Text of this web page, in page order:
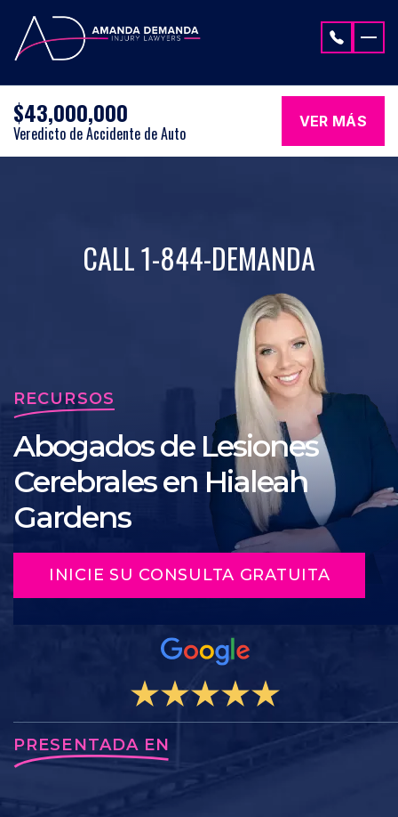
$43,000,000
Veredicto de Accidente de Auto
VER MÁS
CALL 1-844-DEMANDA
RECURSOS
Abogados de Lesiones
Cerebrales en Hialeah
Gardens
INICIE SU CONSULTA GRATUITA
PRESENTADA EN